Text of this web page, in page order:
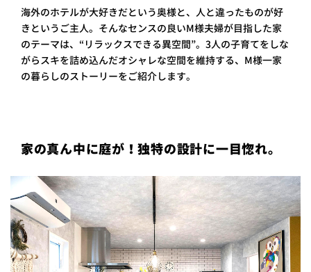
会社概
プライ
バシー
ー
採用情
報
海外のホテルが大好きだという奥様と、人と違ったものが好
きというご主人。そんなセンスの良いM様夫婦が目指した家
のテーマは、“リラックスできる異空間”。3人の子育てをしな
がらスキを詰め込んだオシャレな空間を維持する、M様一家
の暮らしのストーリーをご紹介します。
家の真ん中に庭が！独特の設計に一目惚れ。